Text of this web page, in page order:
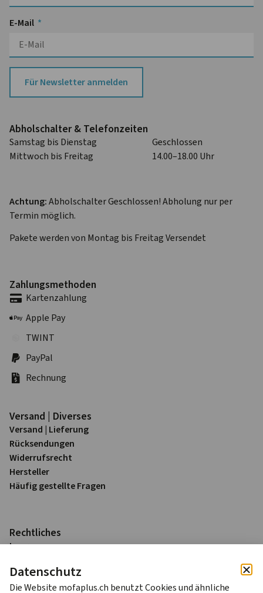
E-Mail
Für Newsletter anmelden
Abhol­schalter & Telefon­zeiten
Samstag bis Dienstag
Geschlossen
Mittwoch bis Freitag
14.00–18.00 Uhr
Achtung:Abholschalter Geschlossen! Abholung nur per
Termin möglich.
Pakete werden von Montag bis Freitag Versendet
Zahlungs­methoden
Karten­zahlung
Apple Pay
TWINT
PayPal
Rechnung
Versand | Diverses
Versand | Lieferung
Rück­sendungen
Widerrufs­recht
Hersteller
Häufig gestellte Fragen
Rechtliches
Impressum
AGB
Datenschutz
Die Website mofaplus.ch benutzt Cookies und ähnliche